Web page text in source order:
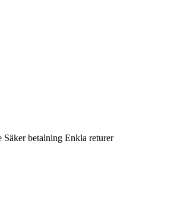
Säker betalning Enkla returer